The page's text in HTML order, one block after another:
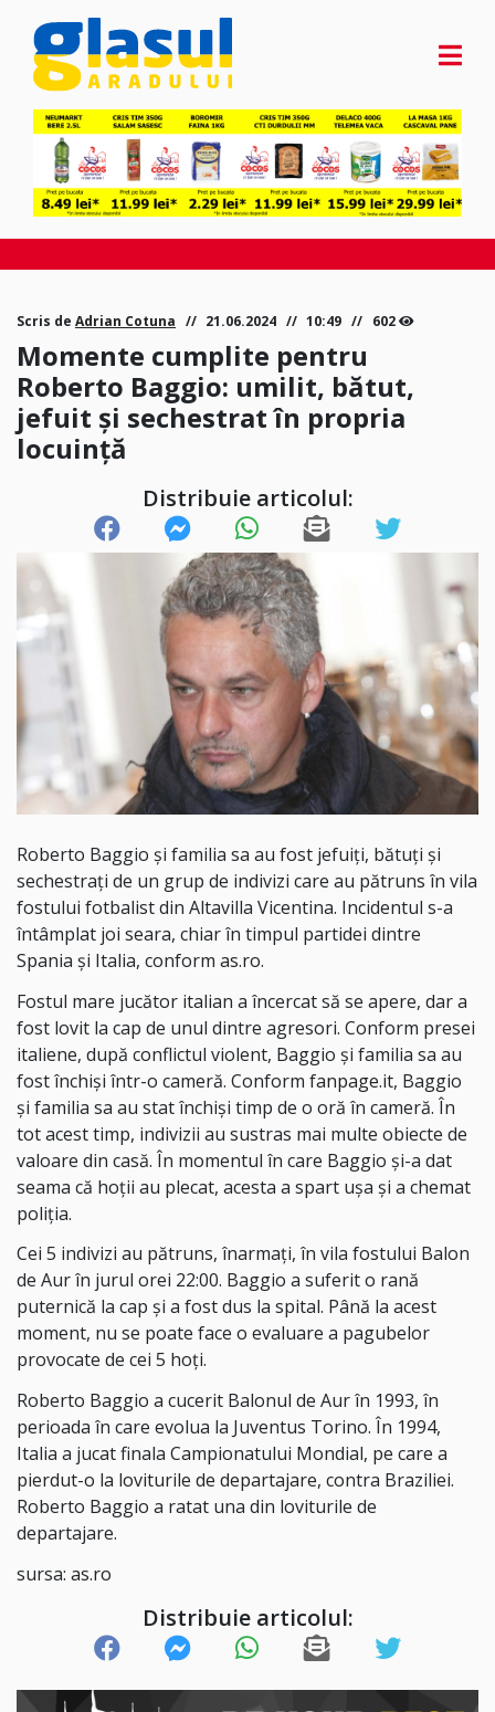
Scris de Adrian Cotuna 21.06.2024 10:49 602
Momente cumplite pentru
Roberto Baggio: umilit, bătut,
jefuit și sechestrat în propria
locuință
Distribuie articolul:
Roberto Baggio și familia sa au fost jefuiţi, bătuți și
sechestraţi de un grup de indivizi care au pătruns în vila
fostului fotbalist din Altavilla Vicentina. Incidentul s-a
întâmplat joi seara, chiar în timpul partidei dintre
Spania şi Italia, conform as.ro.
Fostul mare jucător italian a încercat să se apere, dar a
fost lovit la cap de unul dintre agresori. Conform presei
italiene, după conflictul violent, Baggio şi familia sa au
fost închişi într-o cameră. Conform fanpage.it, Baggio
şi familia sa au stat închişi timp de o oră în cameră. În
tot acest timp, indivizii au sustras mai multe obiecte de
valoare din casă. În momentul în care Baggio şi-a dat
seama că hoţii au plecat, acesta a spart uşa şi a chemat
poliţia.
Cei 5 indivizi au pătruns, înarmaţi, în vila fostului Balon
de Aur în jurul orei 22:00. Baggio a suferit o rană
puternică la cap şi a fost dus la spital. Până la acest
moment, nu se poate face o evaluare a pagubelor
provocate de cei 5 hoţi.
Roberto Baggio a cucerit Balonul de Aur în 1993, în
perioada în care evolua la Juventus Torino. În 1994,
Italia a jucat finala Campionatului Mondial, pe care a
pierdut-o la loviturile de departajare, contra Braziliei.
Roberto Baggio a ratat una din loviturile de
departajare.
sursa: as.ro
Distribuie articolul: